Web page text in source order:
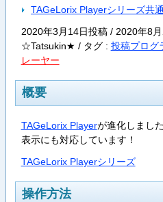
TAGeLorix Playerシリーズ共
2020年3月14日投稿 / 2020年8
☆Tatsukin★ / タグ : 投稿プログ
レーヤー
概要
TAGeLorix Playerが進化しまし
表示にも対応しています！
TAGeLorix Playerシリーズ
操作方法